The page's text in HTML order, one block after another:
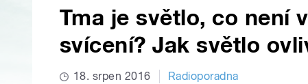
Tma je světlo, co není
svícení? Jak světlo
18. srpen 2016 Radioporadna